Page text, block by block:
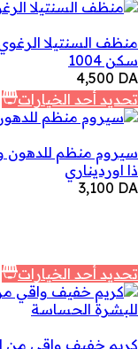
منظف السنتيلا
سكن 1004
4,500 DA
تحديد أحد الخيارات
سيروم منظم للدهون
ذا اورديناري
3,100 DA
تحديد أحد الخيارات
كريم خفيف واقي من